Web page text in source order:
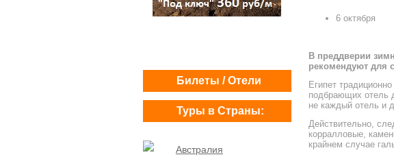
Билеты / Отели
Туры в Страны:
Австралия
6 октября
В преддверии
рекомендуют для
Египет
подбрающих отель
не каждый отель и
Действительно,
корралловые,
крайнем случае